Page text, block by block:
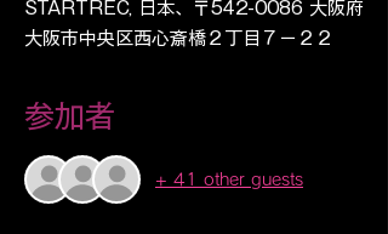
STARTREC, 日本、〒542-0086 大阪府
大阪市中央区西心斎橋２丁目７−２２
参加者
+ 41 other guests